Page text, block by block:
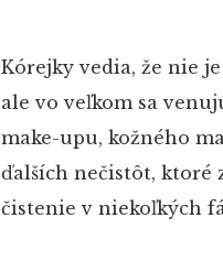
Kórejky vedia, že nie
ale vo veľkom sa
make-upu, kožného
ďalších nečistôt, ktoré
čistenie v niekoľkých